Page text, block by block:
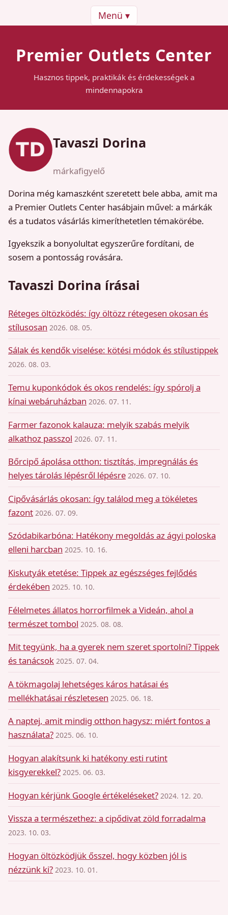
Menü ▾
Premier Outlets Center
Hasznos tippek, praktikák és érdekességek a
mindennapokra
Tavaszi Dorina
márkafigyelő
Dorina még kamaszként szeretett bele abba, amit ma
a Premier Outlets Center hasábjain művel: a márkák
és a tudatos vásárlás kimeríthetetlen témakörébe.
Igyekszik a bonyolultat egyszerűre fordítani, de
sosem a pontosság rovására.
Tavaszi Dorina írásai
Réteges öltözködés: így öltözz rétegesen okosan és
stílusosan 2026. 08. 05.
Sálak és kendők viselése: kötési módok és stílustippek
2026. 08. 03.
Temu kuponkódok és okos rendelés: így spórolj a
kínai webáruházban 2026. 07. 11.
Farmer fazonok kalauza: melyik szabás melyik
alkathoz passzol 2026. 07. 11.
Bőrcipő ápolása otthon: tisztítás, impregnálás és
helyes tárolás lépésről lépésre 2026. 07. 10.
Cipővásárlás okosan: így találod meg a tökéletes
fazont 2026. 07. 09.
Szódabikarbóna: Hatékony megoldás az ágyi poloska
elleni harcban 2025. 10. 16.
Kiskutyák etetése: Tippek az egészséges fejlődés
érdekében 2025. 10. 10.
Félelmetes állatos horrorfilmek a Videán, ahol a
természet tombol 2025. 08. 08.
Mit tegyünk, ha a gyerek nem szeret sportolni? Tippek
és tanácsok 2025. 07. 04.
A tökmagolaj lehetséges káros hatásai és
mellékhatásai részletesen 2025. 06. 18.
A naptej, amit mindig otthon hagysz: miért fontos a
használata? 2025. 06. 10.
Hogyan alakítsunk ki hatékony esti rutint
kisgyerekkel? 2025. 06. 03.
Hogyan kérjünk Google értékeléseket? 2024. 12. 20.
Vissza a természethez: a cipődivat zöld forradalma
2023. 10. 03.
Hogyan öltözködjük ősszel, hogy közben jól is
nézzünk ki? 2023. 10. 01.